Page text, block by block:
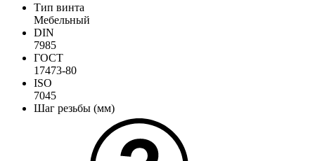
Тип винта
Мебельный
DIN
7985
ГОСТ
17473-80
ISO
7045
Шаг резьбы (мм)